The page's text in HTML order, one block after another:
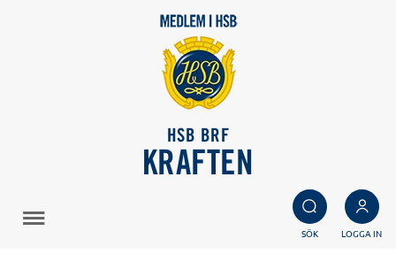
HSB BRF
KRAFTEN
SÖK LOGGA IN